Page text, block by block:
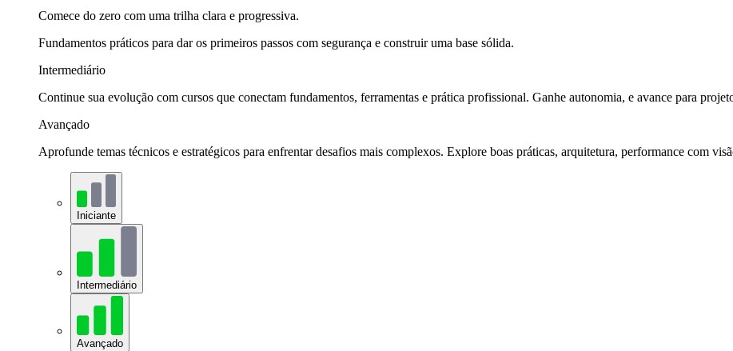
Comece do zero com uma trilha clara e progressiva.
Fundamentos práticos para dar os primeiros passos com segurança e construir uma base sólida.
Intermediário
Continue sua evolução com cursos que conectam fundamentos, ferramentas e prática profissional. Ganhe autonomia, e avance para
Avançado
Aprofunde temas técnicos e estratégicos para enfrentar desafios mais complexos. Explore boas práticas, arquitetura, performance com
Iniciante
Intermediário
Avançado